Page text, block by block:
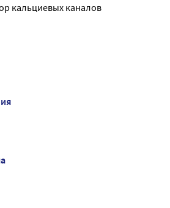
кальциевых каналов